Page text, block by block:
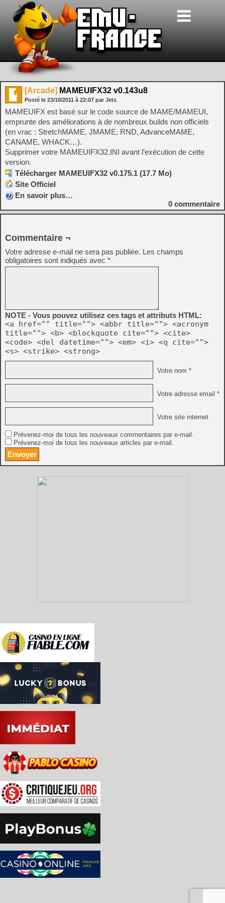
[Arcade] MAMEUIFX32 v0.143u8
Posté le 23/10/2011 à 22:07 par Jets
MAMEUIFX est basé sur le code source de MAME/MAMEUI,
emprunte des améliorations à de nombreux builds non officiels
(en vrac : StretchMAME, JMAME, RND, AdvanceMAME,
CANAME, WHACK…).
Supprimer votre MAMEUIFX32.INI avant l’exécution de cette
version.
Télécharger MAMEUIFX32 v0.175.1 (17.7 Mo)
Site Officiel
En savoir plus…
0 commentaire
Commentaire ¬
Votre adresse e-mail ne sera pas publiée. Les champs
obligatoires sont indiqués avec *
NOTE - Vous pouvez utilisez ces tags et attributs HTML:
<a href="" title=""> <abbr title=""> <acronym
title=""> <b> <blockquote cite=""> <cite>
<code> <del datetime=""> <em> <i> <q cite="">
<s> <strike> <strong>
Votre nom *
Votre adresse email *
Votre site internet
Prévenez-moi de tous les nouveaux commentaires par e-mail.
Prévenez-moi de tous les nouveaux articles par e-mail.